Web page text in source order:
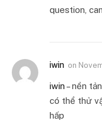
question,
iwin on
iwin – nền
có thể thử
hấp